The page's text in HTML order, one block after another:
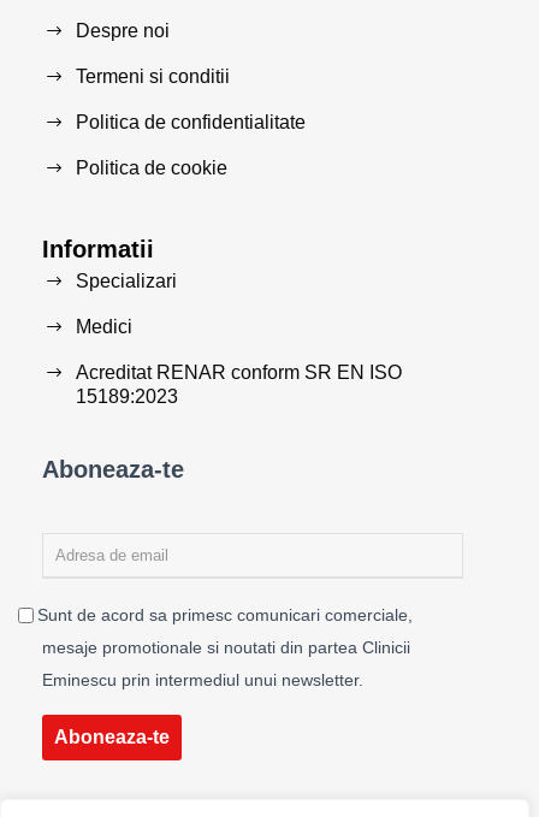
Despre noi
Termeni si conditii
Politica de confidentialitate
Politica de cookie
Informatii
Specializari
Medici
Acreditat RENAR conform SR EN ISO
15189:2023
Aboneaza-te
Sunt de acord sa primesc comunicari comerciale,
mesaje promotionale si noutati din partea Clinicii
Eminescu prin intermediul unui newsletter.
Aboneaza-te